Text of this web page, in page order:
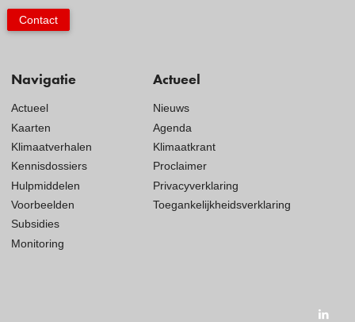
Navigatie
Actueel
Kaarten
Klimaatverhalen
Kennisdossiers
Hulpmiddelen
Voorbeelden
Subsidies
Monitoring
Actueel
Nieuws
Agenda
Klimaatkrant
Proclaimer
Privacyverklaring
Toegankelijkheidsverklaring
Contact